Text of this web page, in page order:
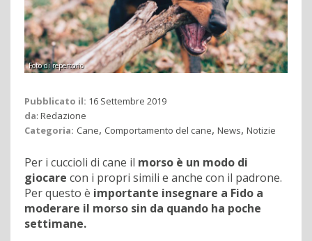
Foto di repertorio
Pubblicato il: 16 Settembre 2019
da: Redazione
Categoria: Cane, Comportamento del cane, News, Notizie
Per i cuccioli di cane il morso è un modo di
giocare con i propri simili e anche con il padrone.
Per questo è importante insegnare a Fido a
moderare il morso sin da quando ha poche
settimane.